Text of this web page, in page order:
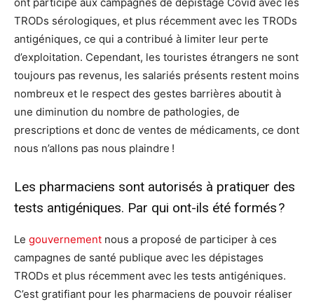
TRODs sérologiques, et plus récemment avec les TRODs
antigéniques, ce qui a contribué à limiter leur perte
d’exploitation. Cependant, les touristes étrangers ne sont
toujours pas revenus, les salariés présents restent moins
nombreux et le respect des gestes barrières aboutit à
une diminution du nombre de pathologies, de
prescriptions et donc de ventes de médicaments, ce dont
nous n’allons pas nous plaindre !
Les pharmaciens sont autorisés à pratiquer des
tests antigéniques. Par qui ont-ils été formés ?
Le gouvernement nous a proposé de participer à ces
campagnes de santé publique avec les dépistages
TRODs et plus récemment avec les tests antigéniques.
C’est gratifiant pour les pharmaciens de pouvoir réaliser